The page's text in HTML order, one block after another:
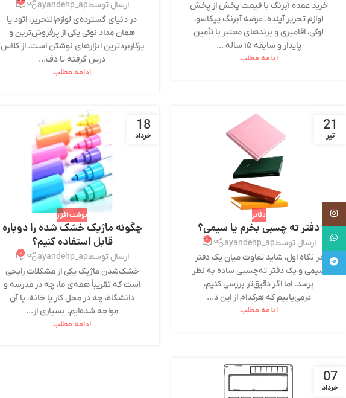
خرید عمده آبرنگ با قیمت پخش از پخش
لوازم تحریر آینده. عرضه آبرنگ پیکاسو،
لوکی، اقامیری و برندهای معتبر با تأمین
پایدار و سابقه ۱۵ ساله ...
ادامه مطلب
ارسال توسطayandehp_ap
در دنیای گسترده‌ی لوازم‌التحریر، اتود یا
همان مداد نوکی یکی از پرفروش‌ترین و
پرکاربردترین ابزارهای نوشتن است. از کلاس
درس گرفته تا دف...
ادامه مطلب
21
تیر
دفاتر
دفتر ته چسبی بخرم یا سیمی؟
ارسال توسطayandehp_ap ۰
در نگاه اول، شاید تفاوت میان یک دفتر
سیمی و یک دفتر ته‌چسبی ساده به نظر
برسد. اما اگر دقیق‌تر بررسی کنیم،
درمی‌یابیم که هرکدام از این د...
ادامه مطلب
18
خرداد
نوشت افزار
چگونه ماژیک خشک شده را دوباره
قابل استفاده کنیم؟
ارسال توسطayandehp_ap ۰
خشک‌شدن ماژیک یکی از مشکلات رایجی
است که تقریباً همه‌ی ما، چه در مدرسه و
دانشگاه، چه در محل کار یا خانه، با آن
مواجه شده‌ایم. بسیاری از...
ادامه مطلب
07
خرداد
واتساپ
تلگرام